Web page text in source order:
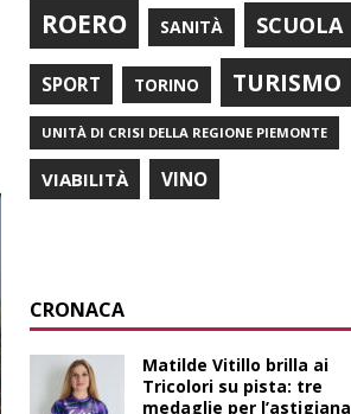
ROERO SANITÀ SCUOLA
SPORT TORINO TURISMO
UNITÀ DI CRISI DELLA REGIONE PIEMONTE
VIABILITÀ VINO
CRONACA
Matilde Vitillo brilla ai
Tricolori su pista: tre
medaglie per l’astigiana